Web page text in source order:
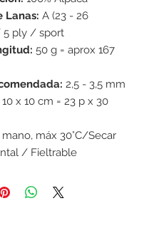
Lanas: A (23 - 26
5 ply / sport
50 g = aprox 167
2,5 - 3,5 mm
10 x 10 cm = 23 p x 30
máx 30°C/Secar
/ Fieltrable